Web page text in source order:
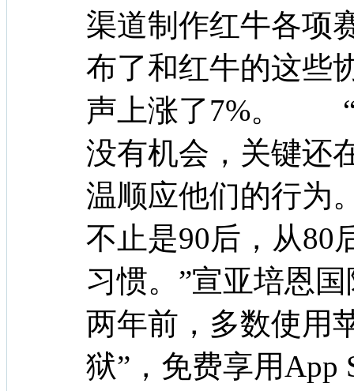
渠道制作红牛各项
布了和红牛的这些
声上涨了7%。 “
没有机会，关键还
温顺应他们的行为
不止是90后，从80
习惯。”宣亚培恩
两年前，多数使用
狱”，免费享用App